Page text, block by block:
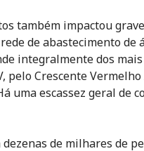
também impactou
de abastecimento de
integralmente dos mais
pelo Crescente
uma escassez geral de
de milhares de